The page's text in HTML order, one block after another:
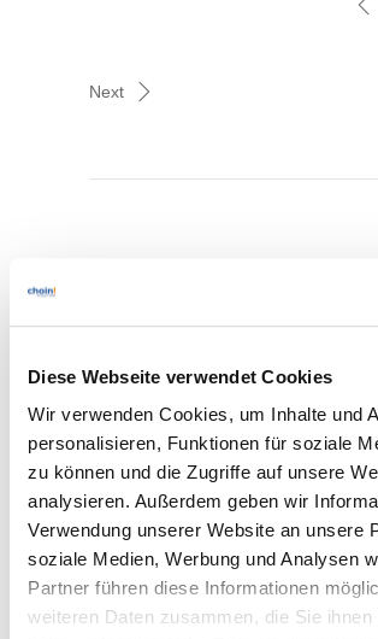
Diese Webseite verwendet Cookies
Wir verwenden Cookies, um Inhalte und
personalisieren, Funktionen für soziale
zu können und die Zugriffe auf unsere
analysieren. Außerdem geben wir
Verwendung unserer Website an unsere
soziale Medien, Werbung und Analysen
Partner führen diese Informationen
weiteren Daten zusammen, die Sie ihnen
Next
VPNs am Ende? 7 IT-Security-
Sie jetzt kennen müssen
7. August 2026
Webinar: Q3 ’26 – Top-Cyber-